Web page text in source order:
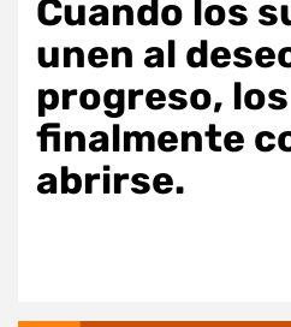
Cuando los
unen al
progreso,
finalmente
abrirse.